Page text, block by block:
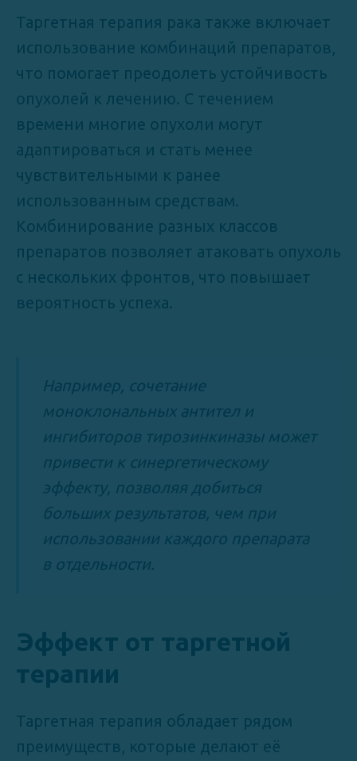
Таргетная терапия рака также включает
использование комбинаций препаратов,
что помогает преодолеть устойчивость
опухолей к лечению. С течением
времени многие опухоли могут
адаптироваться и стать менее
чувствительными к ранее
использованным средствам.
Комбинирование разных классов
препаратов позволяет атаковать опухоль
с нескольких фронтов, что повышает
вероятность успеха.
Например, сочетание
моноклональных антител и
ингибиторов тирозинкиназы может
привести к синергетическому
эффекту, позволяя добиться
больших результатов, чем при
использовании каждого препарата
в отдельности.
Эффект от таргетной
терапии
Таргетная терапия обладает рядом
преимуществ, которые делают её